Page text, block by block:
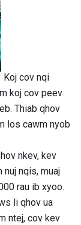
Koj cov nqi
koj cov peev
Thiab qhov
los cawm nyob
nkev, kev
nuj nqis, muaj
rau ib xyoo.
li qhov ua
ntej, cov kev